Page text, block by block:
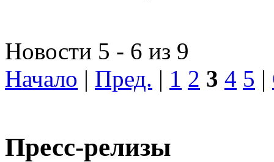
Новости 5 - 6 из 9
Начало | Пред. | 1 2 3 4 5 |
Пресс-релизы